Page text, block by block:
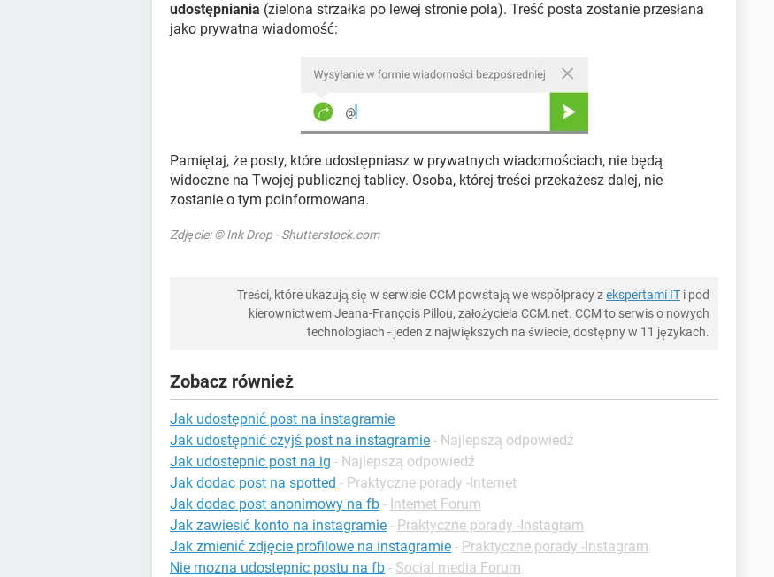
udostępniania (zielona strzałka po lewej stronie pola). Treść posta zostanie przesłana
jako prywatna wiadomość:
Pamiętaj, że posty, które udostępniasz w prywatnych wiadomościach, nie będą
widoczne na Twojej publicznej tablicy. Osoba, której treści przekażesz dalej, nie
zostanie o tym poinformowana.
Zdjęcie: © Ink Drop - Shutterstock.com
Treści, które ukazują się w serwisie CCM powstają we współpracy zekspertami IT i pod
kierownictwem Jeana-François Pillou, założyciela CCM.net. CCM to serwis o nowych
technologiach - jeden z największych na świecie, dostępny w 11 językach.
Zobacz również
Jak udostępnić post na instagramie
Jak udostępnić czyjś post na instagramie - Najlepszą odpowiedź
Jak udostepnic post na ig - Najlepszą odpowiedź
Jak dodac post na spotted - Praktyczne porady -Internet
Jak dodac post anonimowy na fb - Internet Forum
Jak zawiesić konto na instagramie - Praktyczne porady -Instagram
Jak zmienić zdjęcie profilowe na instagramie - Praktyczne porady -Instagram
Nie mozna udostepnic postu na fb - Social media Forum